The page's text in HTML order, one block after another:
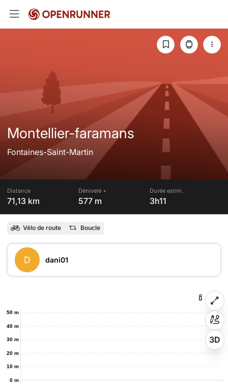
Montellier-faramans
Fontaines-Saint-Martin
Distance
71,13 km
Dénivelé +
577 m
Durée estim.
3h11
Vélo de route Boucle
D dani01
0 m
10 m
20 m
30 m
40 m
50 m
3D